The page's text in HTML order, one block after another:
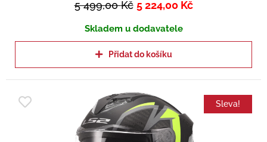
5 499,00Kč 5 224,00 Kč
Skladem u dodavatele
Přidat do košíku
Sleva!